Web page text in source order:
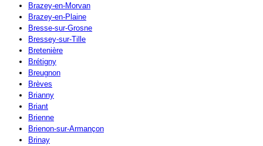
Brazey-en-Morvan
Brazey-en-Plaine
Bresse-sur-Grosne
Bressey-sur-Tille
Bretenière
Brétigny
Breugnon
Brèves
Brianny
Briant
Brienne
Brienon-sur-Armançon
Brinay